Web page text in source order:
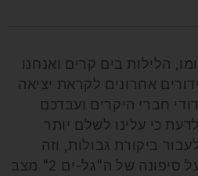
הלילות בים קרים ואנחנו
אחרונים לקראת יציאה
חברי היקרים ועבדכם
כי עלינו לשלם יותר
ביקורת גבולות, וזה
מרגיז, אבל כשאנו כבר על סיפונה של ה"גל-ים 2" מצב